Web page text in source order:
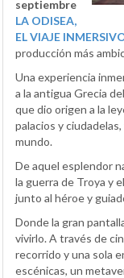
septiembre
LA ODISEA,
EL VIAJE
producción más
Una experiencia
a la antigua Grecia
que dio origen a la
palacios y
mundo.
De aquel esplendor
la guerra de Troya y
junto al héroe y
Donde la gran
vivirlo. A través de
recorrido y una sola
escénicas, un